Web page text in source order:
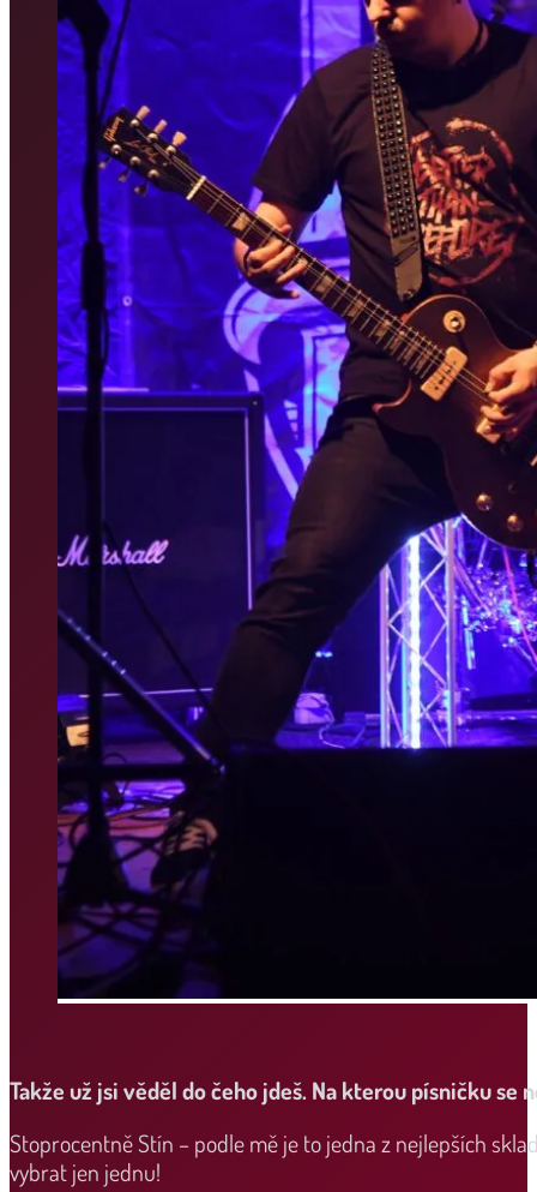
Takže už jsi věděl do čeho jdeš. Na kterou písničku
Stoprocentně Stín – podle mě je to jedna z nejlepších
vybrat jen jednu!